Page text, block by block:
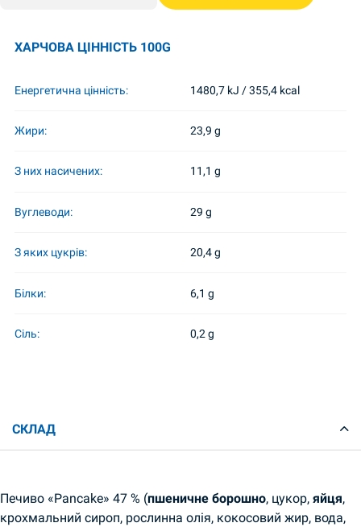
ХАРЧОВА ЦІННІСТЬ 100G
Енергетична цінність: 1480,7 kJ / 355,4 kcal
Жири: 23,9 g
З них насичених: 11,1 g
Вуглеводи: 29 g
З яких цукрів: 20,4 g
Білки: 6,1 g
Сіль: 0,2 g
СКЛАД
Печиво «Pancake» 47 % (пшеничне борошно, цукор, яйця,
крохмальний сироп, рослинна олія, кокосовий жир, вода,